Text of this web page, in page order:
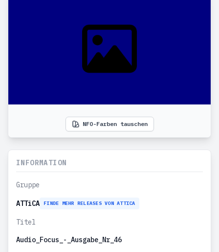
NFO-Farben tauschen
INFORMATION
Gruppe
ATTiCA FINDE MEHR RELEASES VON ATTICA
Titel
Audio_Focus_-_Ausgabe_Nr_46